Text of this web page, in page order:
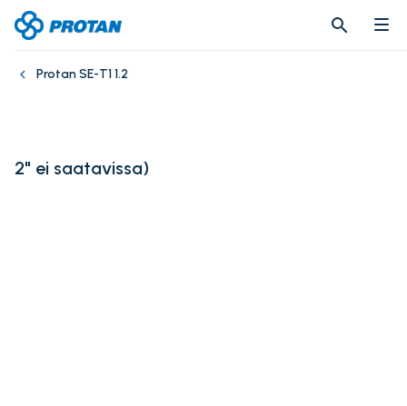
search
search
Protan SE-T1 1.2
2" ei saatavissa)